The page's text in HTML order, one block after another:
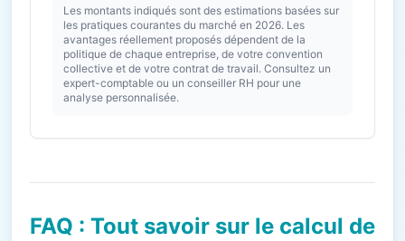
Les montants indiqués sont des estimations basées sur
les pratiques courantes du marché en 2026. Les
avantages réellement proposés dépendent de la
politique de chaque entreprise, de votre convention
collective et de votre contrat de travail. Consultez un
expert-comptable ou un conseiller RH pour une
analyse personnalisée.
FAQ : Tout savoir sur le calcul de